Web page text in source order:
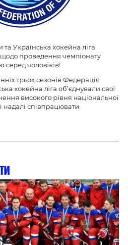
Українська хокейна ліга
проведення чемпіонату
чоловіків!
трьох сезонів Федерація
хокейна ліга об’єднували свої
високого рівня національної
надалі співпрацювати.